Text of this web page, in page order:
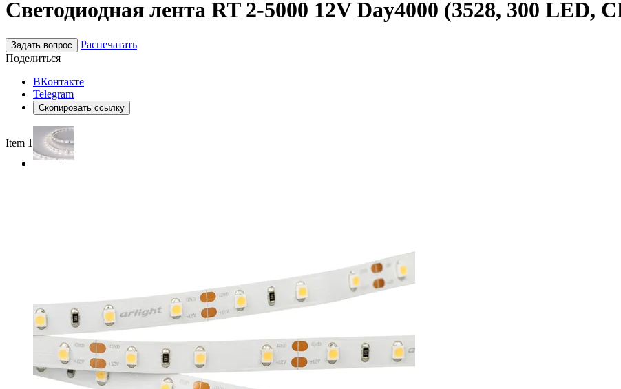
Светодиодная лента RT 2-5000 12V Day4000 (3528, 300
Задать вопрос
Распечатать
Поделиться
ВКонтакте
Telegram
Скопировать ссылку
Item 1 of 4